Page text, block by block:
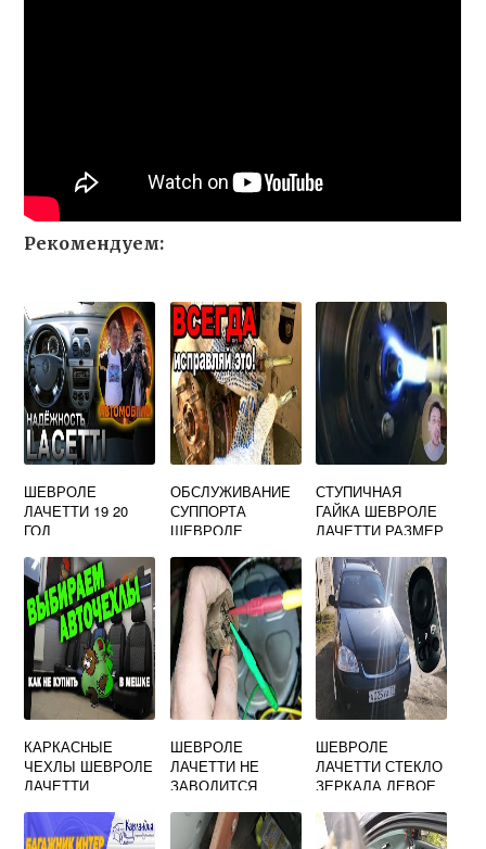
Рекомендуем:
ШЕВРОЛЕ
ЛАЧЕТТИ 19 20
ГОД
ОБСЛУЖИВАНИЕ
СУППОРТА
ШЕВРОЛЕ
СТУПИЧНАЯ
ГАЙКА ШЕВРОЛЕ
ЛАЧЕТТИ РАЗМЕР
КАРКАСНЫЕ
ЧЕХЛЫ ШЕВРОЛЕ
ЛАЧЕТТИ
ШЕВРОЛЕ
ЛАЧЕТТИ НЕ
ЗАВОДИТСЯ
ПРИЧИНЫ
ШЕВРОЛЕ
ЛАЧЕТТИ СТЕКЛО
ЗЕРКАЛА ЛЕВОЕ